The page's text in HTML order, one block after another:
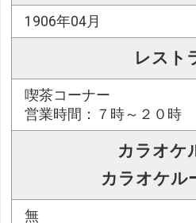
1906年04月
レスト
喫茶コーナー
営業時間：７時～２０時
カラオケ
カラオケル
無